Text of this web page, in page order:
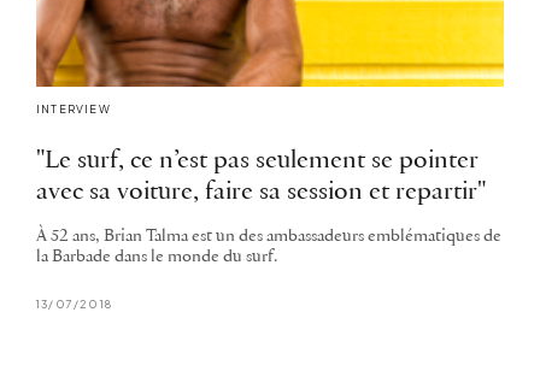
INTERVIEW
"Le surf, ce n’est pas seulement se pointer
avec sa voiture, faire sa session et repartir"
À 52 ans, Brian Talma est un des ambassadeurs emblématiques de
la Barbade dans le monde du surf.
13/07/2018